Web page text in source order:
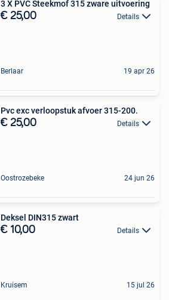
3 X PVC Steekmof 315 zware uitvoering
€ 25,00 Details
Berlaar 19 apr 26
Pvc exc verloopstuk afvoer 315-200.
€ 25,00 Details
Oostrozebeke 24 jun 26
Deksel DIN315 zwart
€ 10,00 Details
Kruisem 15 jul 26